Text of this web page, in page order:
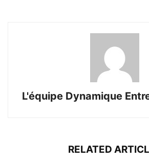
L'équipe Dynamique
RELATED